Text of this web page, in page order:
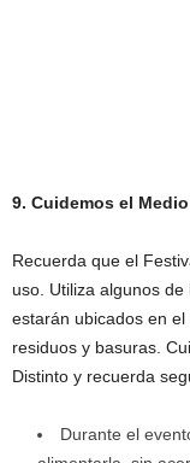
9. Cuidemos el
Recuerda que el
uso. Utiliza algunos
estarán ubicados en
residuos y basuras.
Distinto y recuerda
Durante el